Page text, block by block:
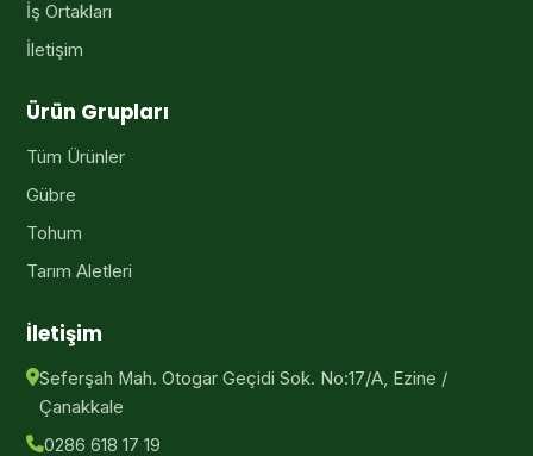
İş Ortakları
İletişim
Ürün Grupları
Tüm Ürünler
Gübre
Tohum
Tarım Aletleri
İletişim
Seferşah Mah. Otogar Geçidi Sok. No:17/A, Ezine /
Çanakkale
0286 618 17 19